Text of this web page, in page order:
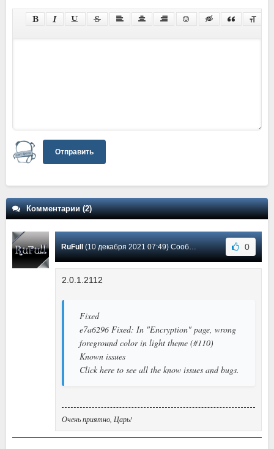
Отправить
Комментарии (2)
RuFull(10 декабря 2021 07:49) Сообщение #2 0
2.0.1.2112
Fixed
e7a6296 Fixed: In "Encryption" page, wrong
foreground color in light theme (#110)
Known issues
Click here to see all the know issues and bugs.
Очень приятно, Царь!